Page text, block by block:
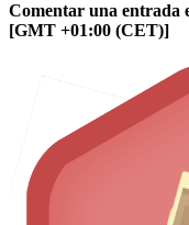
Comentar una entrada
[GMT +01:00 (CET)]